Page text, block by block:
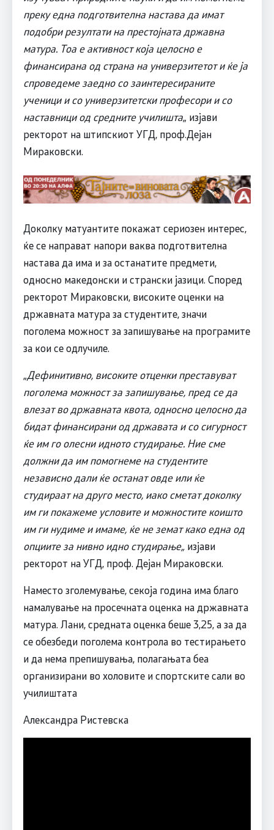
преку една подготвителна настава да имат
подобри резултати на престојната државна
матура. Тоа е активност која целосно е
финансирана од страна на универзитетот и ќе ја
спроведеме заедно со заинтересираните
ученици и со универзитетски професори и со
наставници од средните училишта„ изјави
ректорот на штипскиот УГД, проф.Дејан
Мираковски.
Доколку матуантите покажат сериозен интерес,
ќе се направат напори ваква подготвителна
настава да има и за останатите предмети,
односно македонски и странски јазици. Според
ректорот Мираковски, високите оценки на
државната матура за студентите, значи
поголема можност за запишување на програмите
за кои се одлучиле.
„Дефинитивно, високите отценки преставуват
поголема можност за запишување, пред се да
влезат во државната квота, односно целосно да
бидат финансирани од државата и со сигурност
ќе им го олесни идното студирање. Ние сме
должни да им помогнеме на студентите
независно дали ќе останат овде или ќе
студираат на друго место, иако сметат доколку
им ги покажеме условите и можностите коишто
им ги нудиме и имаме, ќе не земат како една од
опциите за нивно идно студирање„изјави
ректорот на УГД, проф. Дејан Мираковски.
Наместо зголемување, секоја година има благо
намалување на просечната оценка на државната
матура. Лани, средната оценка беше 3,25, а за да
се обезбеди поголема контрола во тестирањето
и да нема препишувања, полагањата беа
организирани во холовите и спортските сали во
училиштата
Александра Ристевска